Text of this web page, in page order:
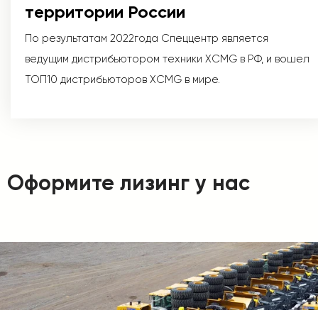
территории России
По результатам 2022года Спеццентр является
ведущим дистрибьютором техники XCMG в РФ, и вошел
ТОП10 дистрибьюторов XCMG в мире.
Оформите лизинг у нас